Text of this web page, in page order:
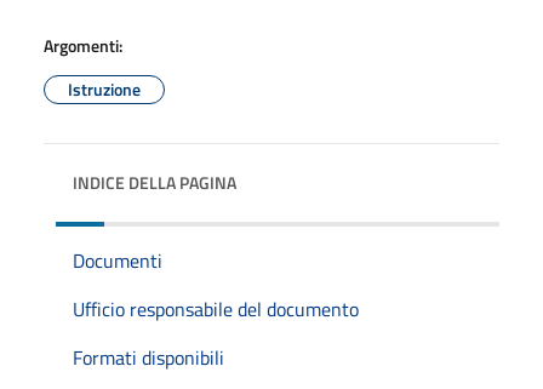
Argomenti:
Istruzione
INDICE DELLA PAGINA
Documenti
Ufficio responsabile del documento
Formati disponibili